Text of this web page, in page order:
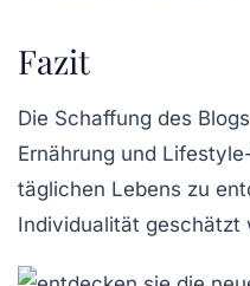
Fazit
Die Schaffung des
Ernährung und
täglichen Lebens zu
Individualität geschätzt